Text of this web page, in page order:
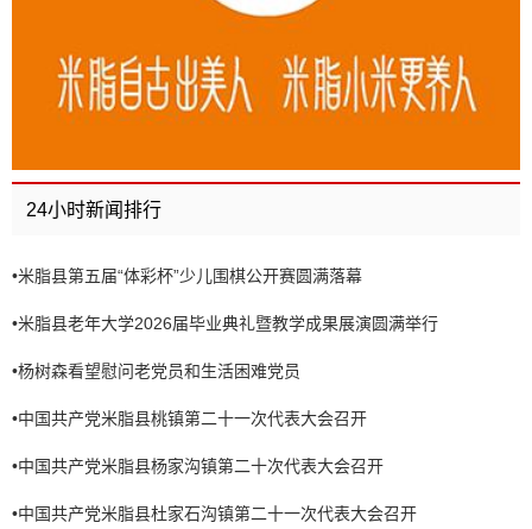
24小时新闻排行
•米脂县第五届“体彩杯”少儿围棋公开赛圆满落幕
•米脂县老年大学2026届毕业典礼暨教学成果展演圆满举行
•杨树森看望慰问老党员和生活困难党员
•中国共产党米脂县桃镇第二十一次代表大会召开
•中国共产党米脂县杨家沟镇第二十次代表大会召开
•中国共产党米脂县杜家石沟镇第二十一次代表大会召开